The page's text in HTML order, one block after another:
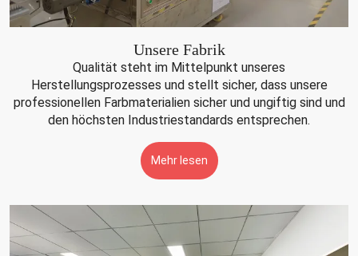
Unsere Fabrik
Qualität steht im Mittelpunkt unseres
Herstellungsprozesses und stellt sicher, dass unsere
professionellen Farbmaterialien sicher und ungiftig sind und
den höchsten Industriestandards entsprechen.
Mehr lesen